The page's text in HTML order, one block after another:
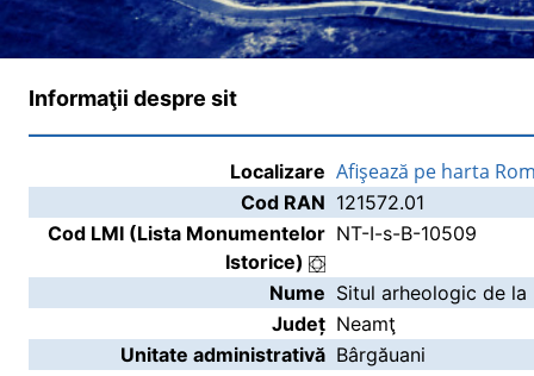
Informaţii despre sit
Localizare Afişează pe harta
Cod RAN 121572.01
Cod LMI (Lista Monumentelor
Istorice)
NT-I-s-B-10509
Nume Situl arheologic de
Județ Neamţ
Unitate administrativă Bârgăuani